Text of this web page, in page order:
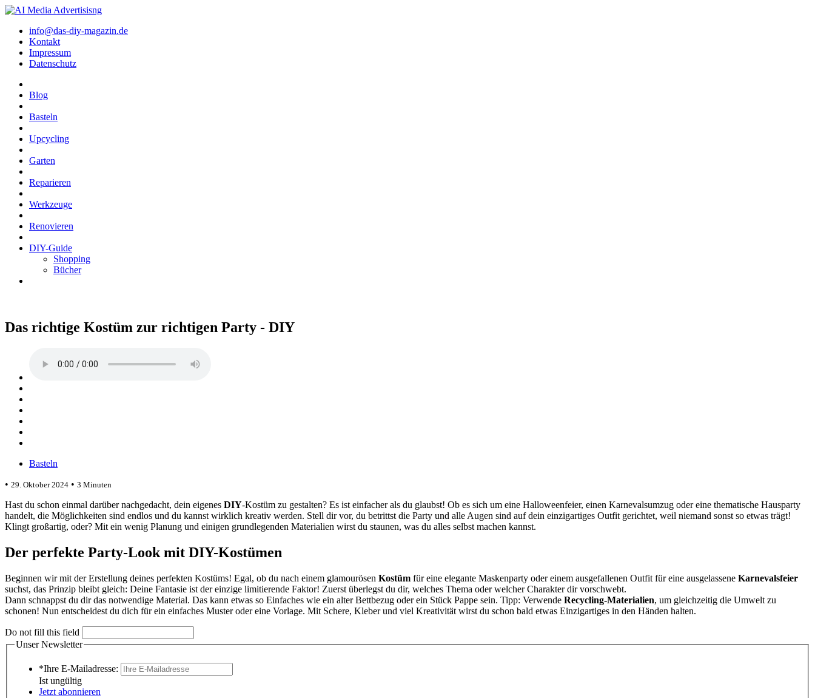
info@das-diy-magazin.de
Kontakt
Impressum
Datenschutz
Blog
Basteln
Upcycling
Garten
Reparieren
Werkzeuge
Renovieren
DIY-Guide
Shopping
Bücher
Das richtige Kostüm zur richtigen Party - DIY
Basteln
• 29. Oktober 2024 • 3 Minuten
Hast du schon einmal darüber nachgedacht, dein eigenes DIY-Kostüm zu gestalten? Es ist einfacher als du glaubst! Ob es sich um eine Halloweenfeier, einen Karnevalsumzug oder eine thematische Hausparty
handelt, die Möglichkeiten sind endlos und du kannst wirklich kreativ werden. Stell dir vor, du betrittst die Party und alle Augen sind auf dein einzigartiges Outfit gerichtet, weil niemand sonst so etwas trägt!
Klingt großartig, oder? Mit ein wenig Planung und einigen grundlegenden Materialien wirst du staunen, was du alles selbst machen kannst.
Der perfekte Party-Look mit DIY-Kostümen
Beginnen wir mit der Erstellung deines perfekten Kostüms! Egal, ob du nach einem glamourösen Kostüm für eine elegante Maskenparty oder einem ausgefallenen Outfit für eine ausgelassene Karnevalsfeier
suchst, das Prinzip bleibt gleich: Deine Fantasie ist der einzige limitierende Faktor! Zuerst überlegst du dir, welches Thema oder welcher Charakter dir vorschwebt.
Dann schnappst du dir das notwendige Material. Das kann etwas so Einfaches wie ein alter Bettbezug oder ein Stück Pappe sein. Tipp: Verwende Recycling-Materialien, um gleichzeitig die Umwelt zu
schonen! Nun entscheidest du dich für ein einfaches Muster oder eine Vorlage. Mit Schere, Kleber und viel Kreativität wirst du schon bald etwas Einzigartiges in den Händen halten.
Do not fill this field
Unser Newsletter
*Ihre E-Mailadresse:
Ist ungültig
Jetzt abonnieren